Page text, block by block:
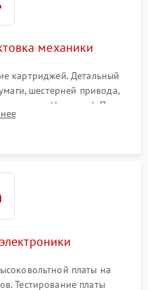
механики
картриджей. Детальный
шестерней привода,
(фьюзера). Поиск
деталей.
платы на
Тестирование платы